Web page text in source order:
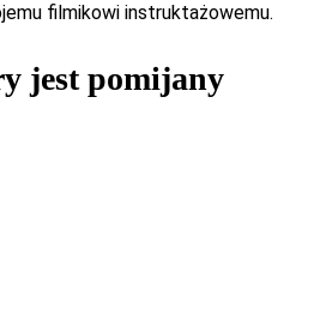
filmikowi instruktażowemu.
jest pomijany